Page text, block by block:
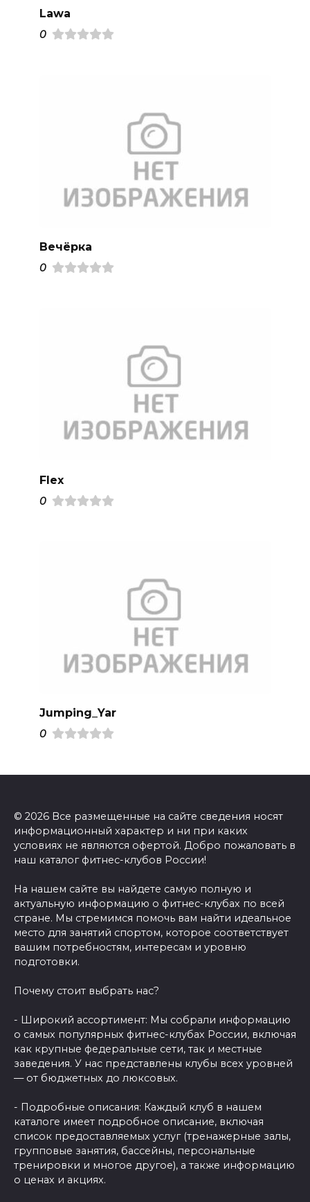
Lawa
0
Вечёрка
0
Flex
0
Jumping_Yar
0
© 2026 Все размещенные на сайте сведения носят
информационный характер и ни при каких
условиях не являются офертой. Добро пожаловать в
наш каталог фитнес-клубов России!
На нашем сайте вы найдете самую полную и
актуальную информацию о фитнес-клубах по всей
стране. Мы стремимся помочь вам найти идеальное
место для занятий спортом, которое соответствует
вашим потребностям, интересам и уровню
подготовки.
Почему стоит выбрать нас?
- Широкий ассортимент: Мы собрали информацию
о самых популярных фитнес-клубах России, включая
как крупные федеральные сети, так и местные
заведения. У нас представлены клубы всех уровней
— от бюджетных до люксовых.
- Подробные описания: Каждый клуб в нашем
каталоге имеет подробное описание, включая
список предоставляемых услуг (тренажерные залы,
групповые занятия, бассейны, персональные
тренировки и многое другое), а также информацию
о ценах и акциях.